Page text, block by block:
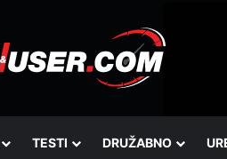
TESTI DRUŽABNO